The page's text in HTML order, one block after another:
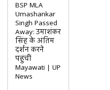
BSP MLA
Umashankar
Singh Passed
Away: उमाशंकर
सिंह के अंतिम
दर्शन करने
पहुंचीं
Mayawati | UP
News